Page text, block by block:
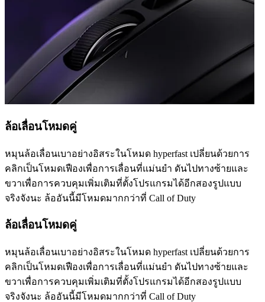
ล้อเลื่อนโหมดคู่
หมุนล้อเลื่อนเบาอย่างอิสระในโหมด hyperfast เปลี่ยนด้วยการ
คลิกเป็นโหมดเฟืองเพื่อการเลื่อนที่แม่นยำ ดันไปทางซ้ายและ
ขวาเพื่อการควบคุมเพิ่มเติมที่ตั้งโปรแกรมได้อีกสองรูปแบบ
จริงจังนะ ล้ออันนี้มีโหมดมากกว่าที่ Call of Duty
ล้อเลื่อนโหมดคู่
หมุนล้อเลื่อนเบาอย่างอิสระในโหมด hyperfast เปลี่ยนด้วยการ
คลิกเป็นโหมดเฟืองเพื่อการเลื่อนที่แม่นยำ ดันไปทางซ้ายและ
ขวาเพื่อการควบคุมเพิ่มเติมที่ตั้งโปรแกรมได้อีกสองรูปแบบ
จริงจังนะ ล้ออันนี้มีโหมดมากกว่าที่ Call of Duty